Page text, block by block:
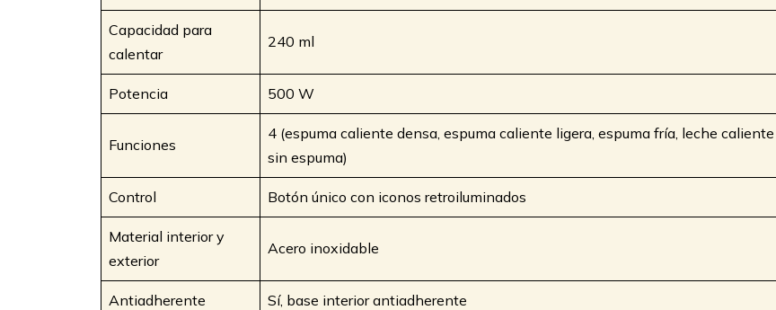
Capacidad para
calentar
240 ml
Potencia 500 W
Funciones
4 (espuma caliente densa, espuma caliente ligera, espuma fría, leche caliente
sin espuma)
Control Botón único con iconos retroiluminados
Material interior y
exterior
Acero inoxidable
Antiadherente Sí, base interior antiadherente